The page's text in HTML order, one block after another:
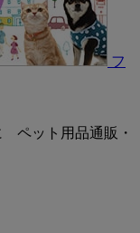
フ
ペット用品通販・